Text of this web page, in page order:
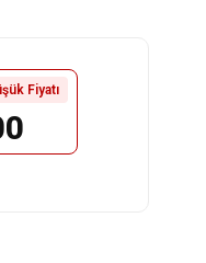
Fiyatı